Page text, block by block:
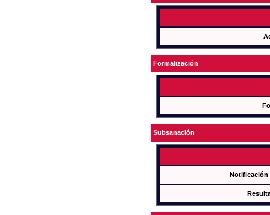
Formalización
Subsanación
Notificación